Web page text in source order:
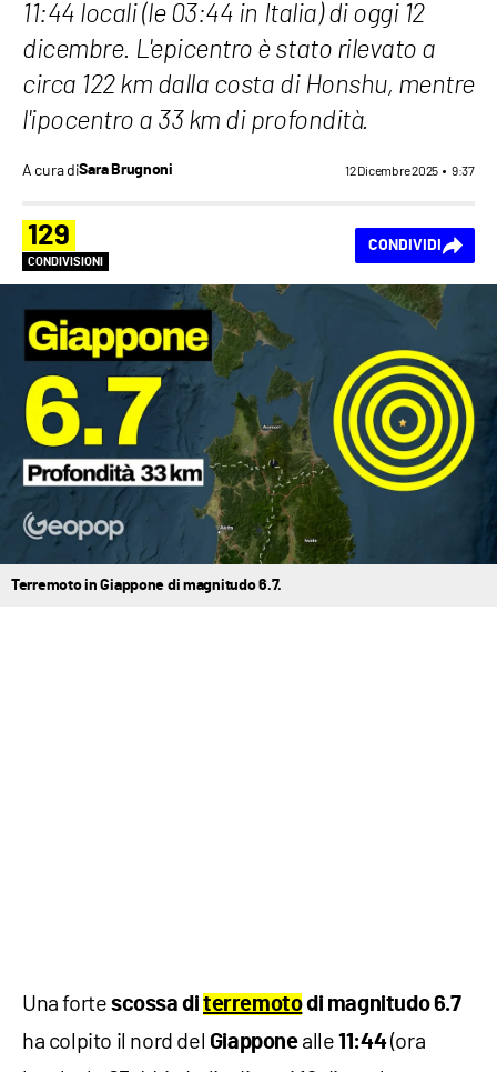
11:44 locali (le 03:44 in Italia) di oggi 12
dicembre. L'epicentro è stato rilevato a
circa 122 km dalla costa di Honshu, mentre
l'ipocentro a 33 km di profondità.
A cura diSara Brugnoni 12 Dicembre 2025 9:37
129
CONDIVISIONI
CONDIVIDI
Terremoto in Giappone di magnitudo 6.7.
Una forte scossa diterremotodi magnitudo 6.7
ha colpito il nord del Giappone alle 11:44(ora